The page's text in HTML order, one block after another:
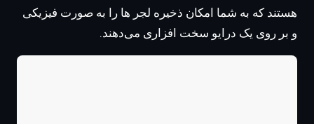
هستند که به شما امکان ذخیره لجر ها را به صورت فیزیکی
و بر روی یک درایو سخت افزاری می‌دهند.